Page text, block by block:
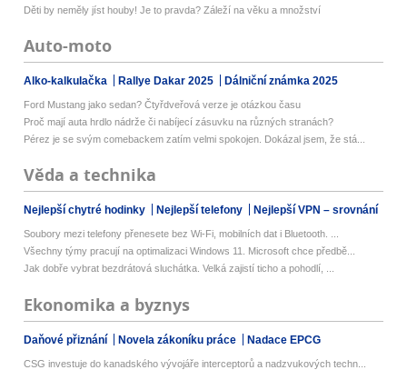
Děti by neměly jíst houby! Je to pravda? Záleží na věku a množství
Auto-moto
Alko-kalkulačka Rallye Dakar 2025 Dálniční známka 2025
Ford Mustang jako sedan? Čtyřdveřová verze je otázkou času
Proč mají auta hrdlo nádrže či nabíjecí zásuvku na různých stranách?
Pérez je se svým comebackem zatím velmi spokojen. Dokázal jsem, že stá...
Věda a technika
Nejlepší chytré hodinky Nejlepší telefony Nejlepší VPN – srovnání
Soubory mezi telefony přenesete bez Wi-Fi, mobilních dat i Bluetooth. ...
Všechny týmy pracují na optimalizaci Windows 11. Microsoft chce předbě...
Jak dobře vybrat bezdrátová sluchátka. Velká zajistí ticho a pohodlí, ...
Ekonomika a byznys
Daňové přiznání Novela zákoníku práce Nadace EPCG
CSG investuje do kanadského vývojáře interceptorů a nadzvukových techn...